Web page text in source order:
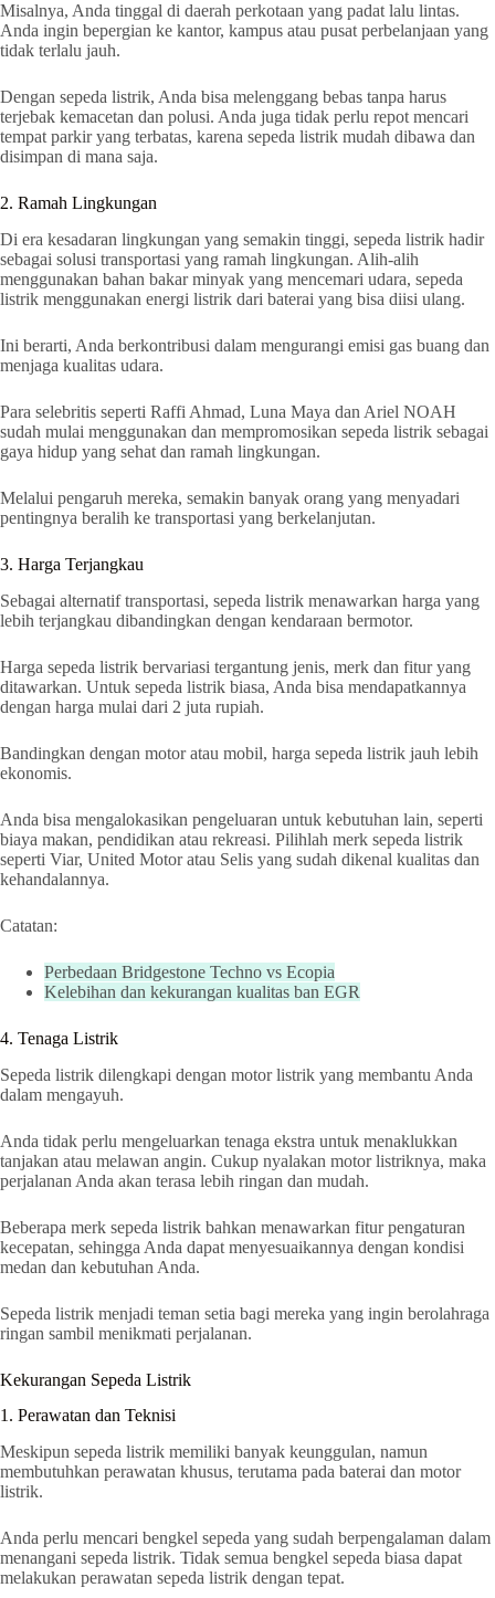
Misalnya, Anda tinggal di daerah perkotaan yang padat lalu lintas.
Anda ingin bepergian ke kantor, kampus atau pusat perbelanjaan yang
tidak terlalu jauh.
Dengan sepeda listrik, Anda bisa melenggang bebas tanpa harus
terjebak kemacetan dan polusi. Anda juga tidak perlu repot mencari
tempat parkir yang terbatas, karena sepeda listrik mudah dibawa dan
disimpan di mana saja.
2. Ramah Lingkungan
Di era kesadaran lingkungan yang semakin tinggi, sepeda listrik hadir
sebagai solusi transportasi yang ramah lingkungan. Alih-alih
menggunakan bahan bakar minyak yang mencemari udara, sepeda
listrik menggunakan energi listrik dari baterai yang bisa diisi ulang.
Ini berarti, Anda berkontribusi dalam mengurangi emisi gas buang dan
menjaga kualitas udara.
Para selebritis seperti Raffi Ahmad, Luna Maya dan Ariel NOAH
sudah mulai menggunakan dan mempromosikan sepeda listrik sebagai
gaya hidup yang sehat dan ramah lingkungan.
Melalui pengaruh mereka, semakin banyak orang yang menyadari
pentingnya beralih ke transportasi yang berkelanjutan.
3. Harga Terjangkau
Sebagai alternatif transportasi, sepeda listrik menawarkan harga yang
lebih terjangkau dibandingkan dengan kendaraan bermotor.
Harga sepeda listrik bervariasi tergantung jenis, merk dan fitur yang
ditawarkan. Untuk sepeda listrik biasa, Anda bisa mendapatkannya
dengan harga mulai dari 2 juta rupiah.
Bandingkan dengan motor atau mobil, harga sepeda listrik jauh lebih
ekonomis.
Anda bisa mengalokasikan pengeluaran untuk kebutuhan lain, seperti
biaya makan, pendidikan atau rekreasi. Pilihlah merk sepeda listrik
seperti Viar, United Motor atau Selis yang sudah dikenal kualitas dan
kehandalannya.
Catatan:
Perbedaan Bridgestone Techno vs Ecopia
Kelebihan dan kekurangan kualitas ban EGR
4. Tenaga Listrik
Sepeda listrik dilengkapi dengan motor listrik yang membantu Anda
dalam mengayuh.
Anda tidak perlu mengeluarkan tenaga ekstra untuk menaklukkan
tanjakan atau melawan angin. Cukup nyalakan motor listriknya, maka
perjalanan Anda akan terasa lebih ringan dan mudah.
Beberapa merk sepeda listrik bahkan menawarkan fitur pengaturan
kecepatan, sehingga Anda dapat menyesuaikannya dengan kondisi
medan dan kebutuhan Anda.
Sepeda listrik menjadi teman setia bagi mereka yang ingin berolahraga
ringan sambil menikmati perjalanan.
Kekurangan Sepeda Listrik
1. Perawatan dan Teknisi
Meskipun sepeda listrik memiliki banyak keunggulan, namun
membutuhkan perawatan khusus, terutama pada baterai dan motor
listrik.
Anda perlu mencari bengkel sepeda yang sudah berpengalaman dalam
menangani sepeda listrik. Tidak semua bengkel sepeda biasa dapat
melakukan perawatan sepeda listrik dengan tepat.